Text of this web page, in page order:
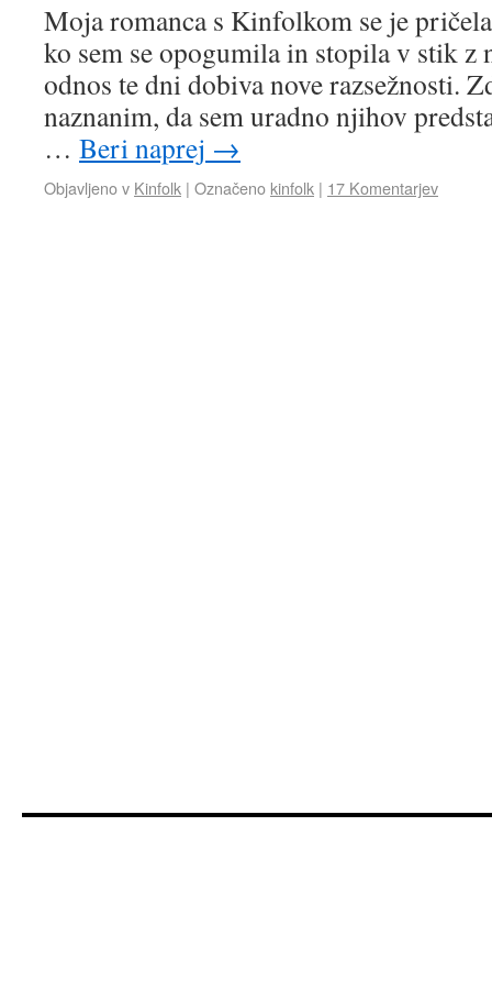
Moja romanca s Kinfolkom se je
ko sem se opogumila in stopila v stik z
odnos te dni dobiva nove razsežnosti.
naznanim, da sem uradno njihov
… Beri naprej →
Objavljeno v Kinfolk | Označeno kinfolk | 17 Komentarjev